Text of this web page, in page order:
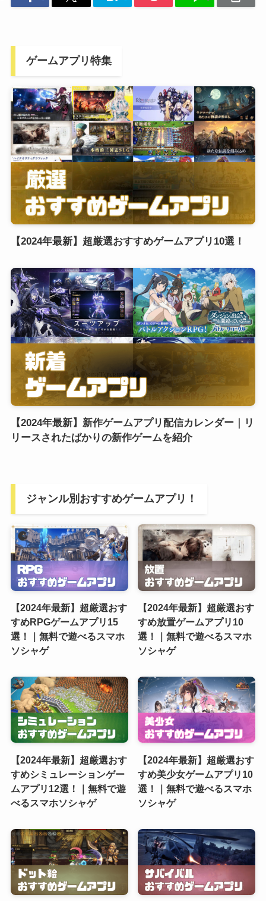
ゲームアプリ特集
【2024年最新】超厳選おすすめゲームアプリ10選！
【2024年最新】新作ゲームアプリ配信カレンダー｜リ
リースされたばかりの新作ゲームを紹介
ジャンル別おすすめゲームアプリ！
【2024年最新】超厳選おす
すめRPGゲームアプリ15
選！｜無料で遊べるスマホ
ソシャゲ
【2024年最新】超厳選おす
すめ放置ゲームアプリ10
選！｜無料で遊べるスマホ
ソシャゲ
【2024年最新】超厳選おす
すめシミュレーションゲー
ムアプリ12選！｜無料で遊
べるスマホソシャゲ
【2024年最新】超厳選おす
すめ美少女ゲームアプリ10
選！｜無料で遊べるスマホ
ソシャゲ